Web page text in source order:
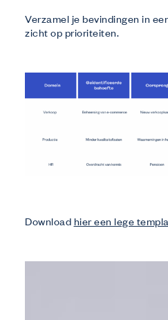
Verzamel je bevindingen in
zicht op prioriteiten.
Downloadhier een lege